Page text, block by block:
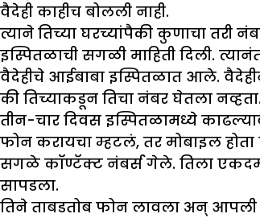
वैदेही काहीच बोलली नाही.
त्याने तिच्या घरच्यांपैकी कुणाचा तरी
इस्पितळाची सगळी माहिती दिली.
वैदेहीचे आईबाबा इस्पितळात आले.
की तिच्याकडून तिचा नंबर घेतला
तीन-चार दिवस इस्पितळामध्ये
फोन करायचा म्हटलं, तर मोबाइल होता
सगळे कॉण्टॅक्ट नंबर्स गेले. तिला
सापडला.
तिने ताबडतोब फोन लावला अन्